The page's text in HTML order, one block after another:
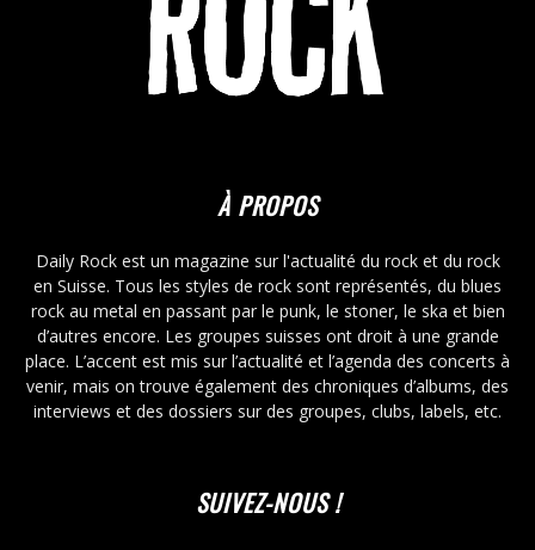
À PROPOS
Daily Rock est un magazine sur l'actualité du rock et du rock
en Suisse. Tous les styles de rock sont représentés, du blues
rock au metal en passant par le punk, le stoner, le ska et bien
d’autres encore. Les groupes suisses ont droit à une grande
place. L’accent est mis sur l’actualité et l’agenda des concerts à
venir, mais on trouve également des chroniques d’albums, des
interviews et des dossiers sur des groupes, clubs, labels, etc.
SUIVEZ-NOUS !